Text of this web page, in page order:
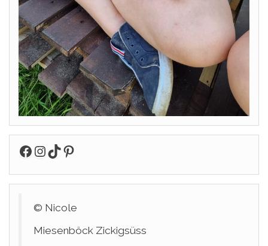
Facebook
Instagram
TikTok
Pinterest
© Nicole
Miesenböck Zickigsüss